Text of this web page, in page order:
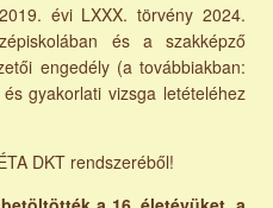
évi LXXX. törvény 2024.
és a szakképző
engedély (a továbbiakban:
gyakorlati vizsga letételéhez
DKT rendszeréből!